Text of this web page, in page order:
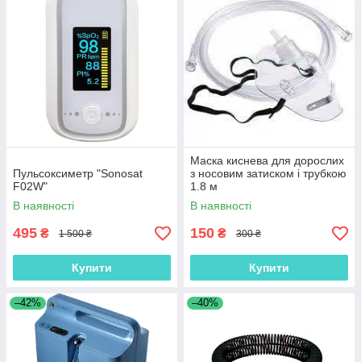
Пульсоксиметр "Sonosat
F02W"
В наявності
495 ₴ 1 500 ₴
Купити
Маска киснева для дорослих
з носовим затиском і трубкою
1.8 м
В наявності
150 ₴ 300 ₴
Купити
–42% –40%